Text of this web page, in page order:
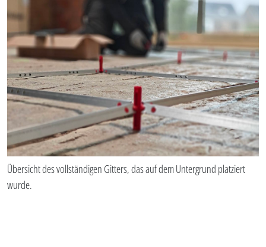
Übersicht des vollständigen Gitters, das auf dem Untergrund platziert
wurde.